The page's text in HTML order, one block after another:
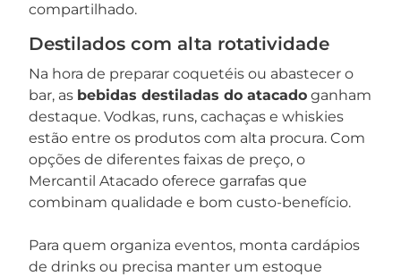
compartilhado.
Destilados com alta rotatividade
Na hora de preparar coquetéis ou abastecer o
bar, as bebidas destiladas do atacado ganham
destaque. Vodkas, runs, cachaças e whiskies
estão entre os produtos com alta procura. Com
opções de diferentes faixas de preço, o
Mercantil Atacado oferece garrafas que
combinam qualidade e bom custo-benefício.
Para quem organiza eventos, monta cardápios
de drinks ou precisa manter um estoque